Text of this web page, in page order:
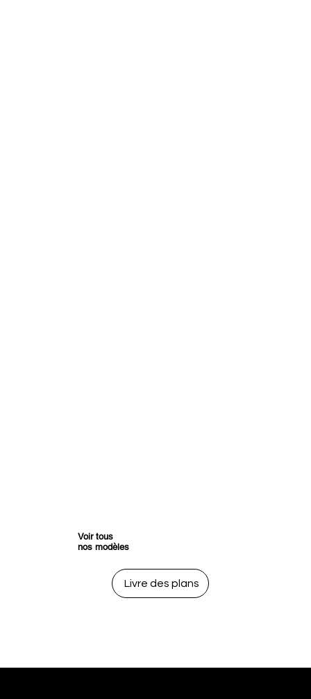
Livre des plans
Voir tous
nos modèles